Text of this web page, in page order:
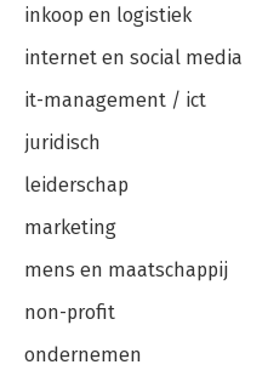
inkoop en logistiek
internet en social media
it-management / ict
juridisch
leiderschap
marketing
mens en maatschappij
non-profit
ondernemen